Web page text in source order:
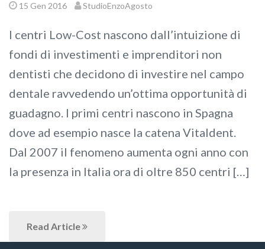
15 Gen 2016 StudioEnzoAgosto
I centri Low-Cost nascono dall’intuizione di
fondi di investimenti e imprenditori non
dentisti che decidono di investire nel campo
dentale ravvedendo un’ottima opportunità di
guadagno. I primi centri nascono in Spagna
dove ad esempio nasce la catena Vitaldent.
Dal 2007 il fenomeno aumenta ogni anno con
la presenza in Italia ora di oltre 850 centri […]
Read Article